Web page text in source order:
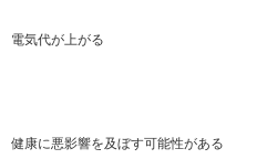
電気代が上がる
健康に悪影響を及ぼす可能性がある